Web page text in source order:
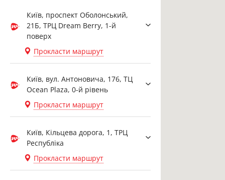
Київ, проспект Оболонський,
21Б, ТРЦ Dream Berry, 1-й
поверх
Прокласти маршрут
Київ, вул. Антоновича, 176, ТЦ
Ocean Plaza, 0-й рівень
Прокласти маршрут
Київ, Кільцева дорога, 1, ТРЦ
Республіка
Прокласти маршрут